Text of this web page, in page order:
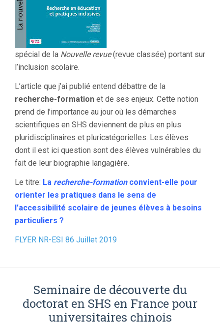
spécial de la Nouvelle revue(revue classée) portant sur
l’inclusion scolaire.
L’article que j’ai publié entend débattre de la
recherche-formation et de ses enjeux. Cette notion
prend de l’importance au jour où les démarches
scientifiques en SHS deviennent de plus en plus
pluridisciplinaires et pluricatégorielles. Les élèves
dont il est ici question sont des élèves vulnérables du
fait de leur biographie langagière.
Le titre: La recherche-formation convient-elle pour
orienter les pratiques dans le sens de
l’accessibilité scolaire de jeunes élèves à besoins
particuliers ?
FLYER NR-ESI 86 Juillet 2019
Seminaire de découverte du
doctorat en SHS en France pour
universitaires chinois